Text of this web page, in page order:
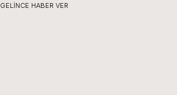
GELINCE HABER VER